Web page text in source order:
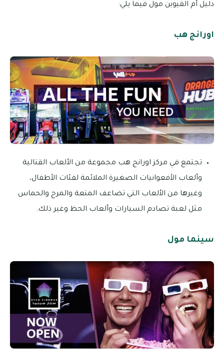
دليل أم القيوين مول فيما يلي:
اورانج هب
تجتمع في مركز اورانج هب مجموعة من الألعاب القتالية
وألعاب الأفعوانيات الصغيرة الملائمة لفئات الأطفال،
وغيرها من الألعاب التي تضاعف المتعة والمرح والحماس
مثل لعبة تصادم السيارات وألعاب الحظ وغير ذلك.
سينما مول